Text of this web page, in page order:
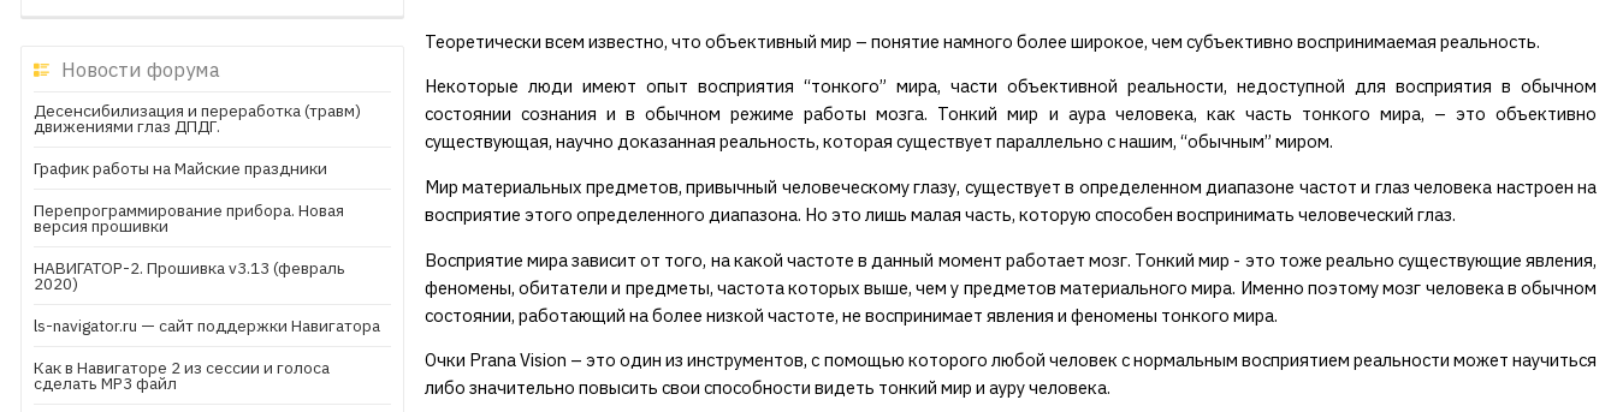
Новости форума
Десенсибилизация и переработка (травм)
движениями глаз ДПДГ.
График работы на Майские праздники
Перепрограммирование прибора. Новая
версия прошивки
НАВИГАТОР-2. Прошивка v3.13 (февраль
2020)
ls-navigator.ru — сайт поддержки Навигатора
Как в Навигаторе 2 из сессии и голоса
сделать МР3 файл
Теоретически всем известно, что объективный мир – понятие намного более широкое, чем субъективно воспринимаемая реальность.
Некоторые люди имеют опыт восприятия “тонкого” мира, части объективной реальности, недоступной для восприятия в обычном
состоянии сознания и в обычном режиме работы мозга. Тонкий мир и аура человека, как часть тонкого мира, – это объективно
существующая, научно доказанная реальность, которая существует параллельно с нашим, “обычным” миром.
Мир материальных предметов, привычный человеческому глазу, существует в определенном диапазоне частот и глаз человека настроен на
восприятие этого определенного диапазона. Но это лишь малая часть, которую способен воспринимать человеческий глаз.
Восприятие мира зависит от того, на какой частоте в данный момент работает мозг. Тонкий мир - это тоже реально существующие явления,
феномены, обитатели и предметы, частота которых выше, чем у предметов материального мира. Именно поэтому мозг человека в обычном
состоянии, работающий на более низкой частоте, не воспринимает явления и феномены тонкого мира.
Очки Prana Vision – это один из инструментов, с помощью которого любой человек с нормальным восприятием реальности может научиться
либо значительно повысить свои способности видеть тонкий мир и ауру человека.